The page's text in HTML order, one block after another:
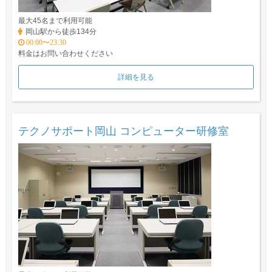
最大45名まで利用可能
岡山駅から徒歩134分
00:00〜23:30
料金はお問い合わせください
詳細を見る
テクノサポート岡山 コンピューター研修室